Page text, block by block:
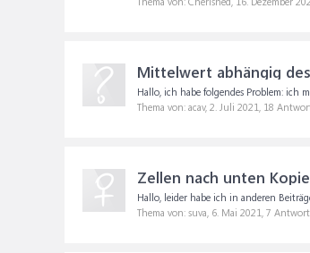
Mittelwert abhängig
Hallo, ich habe folgendes Problem: ich
Thema von: acav, 2. Juli 2021, 18
Zellen nach unten
Hallo, leider habe ich in anderen
Thema von: suva, 6. Mai 2021, 7